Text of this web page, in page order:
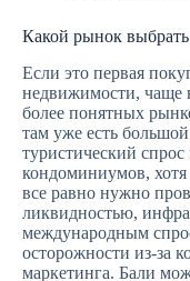
Какой рынок
Если это первая
недвижимости, чаще
более понятных
там уже есть
туристический
кондоминиумов,
все равно нужно
ликвидностью,
международным
осторожности из-за
маркетинга. Бали